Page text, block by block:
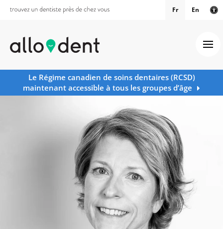
Fr En
Le Régime canadien de soins dentaires (RCSD)
maintenant accessible à tous les groupes d’âge